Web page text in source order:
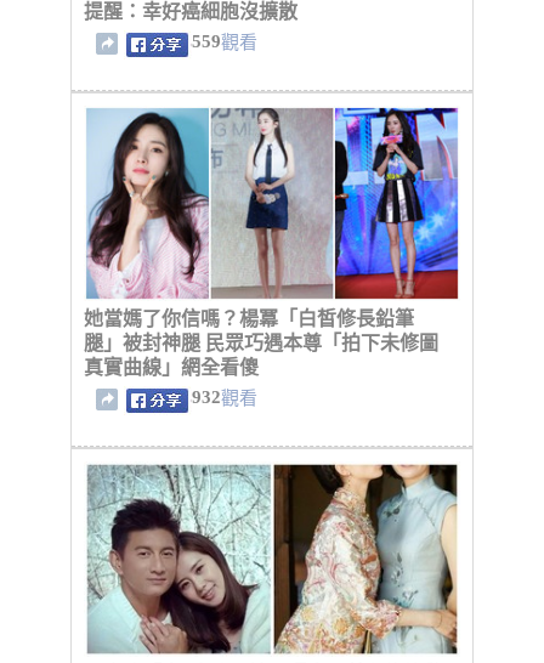
提醒：幸好癌細胞沒擴散
559觀看
她當媽了你信嗎？楊冪「白皙修長鉛筆
腿」被封神腿 民眾巧遇本尊「拍下未修圖
真實曲線」網全看傻
932觀看